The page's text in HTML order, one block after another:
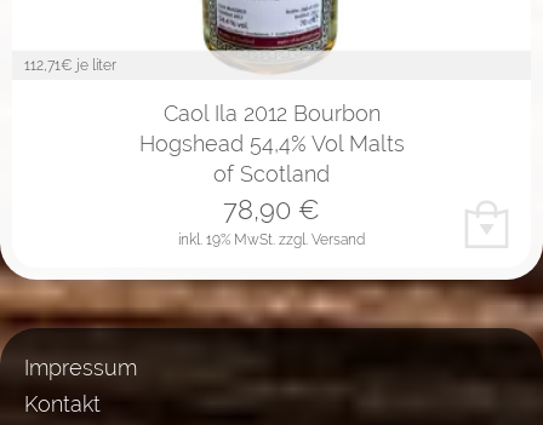
112,71€ je liter
Caol Ila 2012 Bourbon
Hogshead 54,4% Vol Malts
of Scotland
inkl. 19% MwSt. zzgl. Versand
78,90 €
Impressum
Kontakt